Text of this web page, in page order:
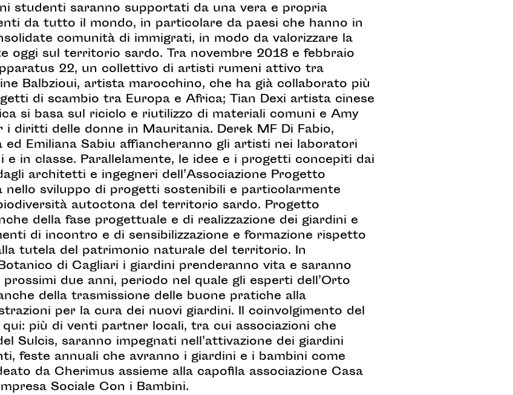
studenti saranno supportati da una vera e propria
da tutto il mondo, in particolare da paesi che hanno in
comunità di immigrati, in modo da valorizzare la
oggi sul territorio sardo. Tra novembre 2018 e febbraio
22, un collettivo di artisti rumeni attivo tra
Balbzioui, artista marocchino, che ha già collaborato più
di scambio tra Europa e Africa; Tian Dexi artista cinese
si basa sul riciclo e riutilizzo di materiali comuni e Amy
diritti delle donne in Mauritania. Derek MF Di Fabio,
Emiliana Sabiu affiancheranno gli artisti nei laboratori
in classe. Parallelamente, le idee e i progetti concepiti dai
architetti e ingegneri dell’Associazione Progetto
nello sviluppo di progetti sostenibili e particolarmente
autoctona del territorio sardo. Progetto
della fase progettuale e di realizzazione dei giardini e
di incontro e di sensibilizzazione e formazione rispetto
tutela del patrimonio naturale del territorio. In
di Cagliari i giardini prenderanno vita e saranno
due anni, periodo nel quale gli esperti dell’Orto
della trasmissione delle buone pratiche alla
per la cura dei nuovi giardini. Il coinvolgimento del
più di venti partner locali, tra cui associazioni che
Sulcis, saranno impegnati nell’attivazione dei giardini
feste annuali che avranno i giardini e i bambini come
da Cherimus assieme alla capofila associazione Casa
Sociale Con i Bambini.